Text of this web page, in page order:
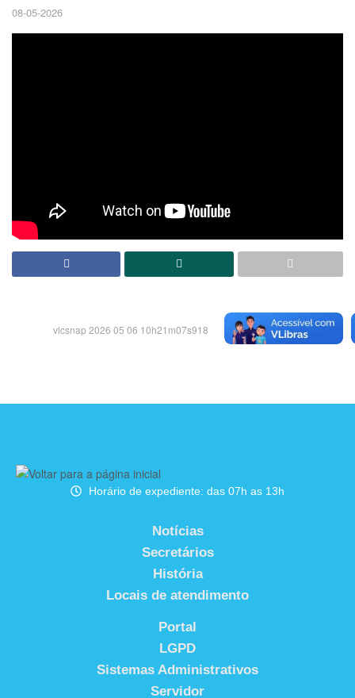
08-05-2026
vlcsnap 2026 05 06 10h21m07s918
Horário de expediente: das 07h as 13h
Notícias
Secretários
História
Locais de atendimento
Portal
LGPD
Sistemas Administrativos
Servidor